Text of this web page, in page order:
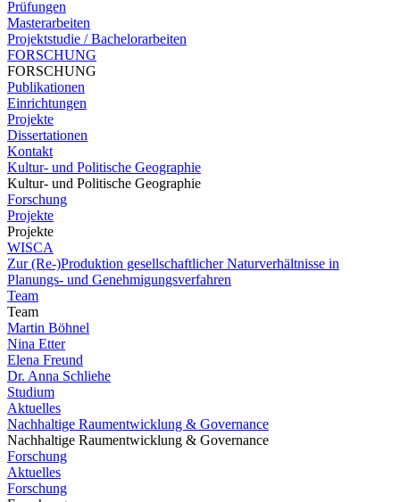
Prüfungen
Masterarbeiten
Projektstudie / Bachelorarbeiten
FORSCHUNG
FORSCHUNG
Publikationen
Einrichtungen
Projekte
Dissertationen
Kontakt
Kultur- und Politische Geographie
Kultur- und Politische Geographie
Forschung
Projekte
Projekte
WISCA
Zur (Re-)Produktion gesellschaftlicher Naturverhältnisse in
Planungs- und Genehmigungsverfahren
Team
Team
Martin Böhnel
Nina Etter
Elena Freund
Dr. Anna Schliehe
Studium
Aktuelles
Nachhaltige Raumentwicklung & Governance
Nachhaltige Raumentwicklung & Governance
Forschung
Aktuelles
Forschung